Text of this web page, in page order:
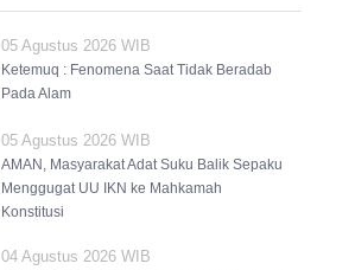
05 Agustus 2026 WIB
Ketemuq : Fenomena Saat Tidak Beradab
Pada Alam
05 Agustus 2026 WIB
AMAN, Masyarakat Adat Suku Balik Sepaku
Menggugat UU IKN ke Mahkamah
Konstitusi
04 Agustus 2026 WIB